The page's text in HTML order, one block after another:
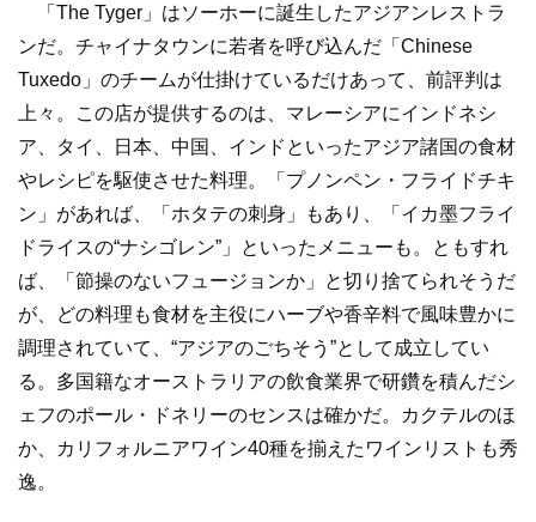
「The Tyger」はソーホーに誕生したアジアンレストラ
ンだ。チャイナタウンに若者を呼び込んだ「Chinese
Tuxedo」のチームが仕掛けているだけあって、前評判は
上々。この店が提供するのは、マレーシアにインドネシ
ア、タイ、日本、中国、インドといったアジア諸国の食材
やレシピを駆使させた料理。「プノンペン・フライドチキ
ン」があれば、「ホタテの刺身」もあり、「イカ墨フライ
ドライスの“ナシゴレン”」といったメニューも。ともすれ
ば、「節操のないフュージョンか」と切り捨てられそうだ
が、どの料理も食材を主役にハーブや香辛料で風味豊かに
調理されていて、“アジアのごちそう”として成立してい
る。多国籍なオーストラリアの飲食業界で研鑽を積んだシ
ェフのポール・ドネリーのセンスは確かだ。カクテルのほ
か、カリフォルニアワイン40種を揃えたワインリストも秀
逸。